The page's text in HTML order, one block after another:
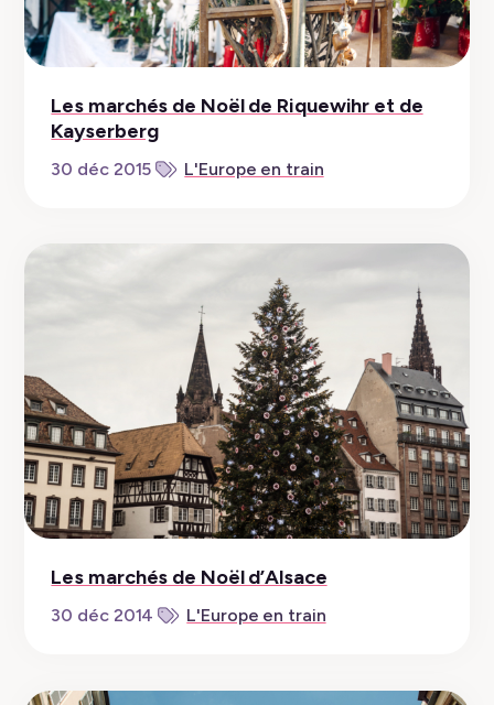
Les marchés de Noël de Riquewihr et de
Kayserberg
30 déc 2015 L'Europe en train
Les marchés de Noël d’Alsace
30 déc 2014 L'Europe en train